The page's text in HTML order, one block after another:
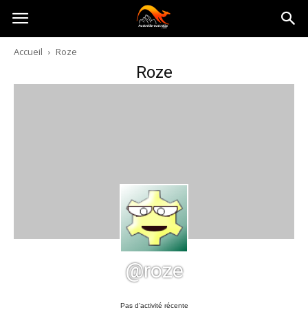
Australia-
australie.com
Accueil Roze
Roze
@roze
Pas d’activité récente